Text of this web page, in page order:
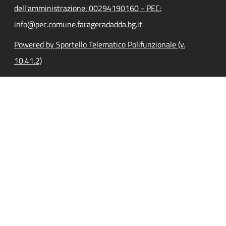
dell'amministrazione: 00294190160 - PEC:
info@pec.comune.farageradadda.bg.it
Powered by Sportello Telematico Polifunzionale (v.
10.41.2)